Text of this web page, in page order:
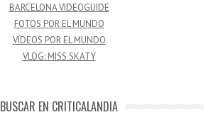
BARCELONA VIDEOGUIDE
FOTOS POR EL MUNDO
VÍDEOS POR EL MUNDO
VLOG: MISS SKATY
BUSCAR EN CRITICALANDIA